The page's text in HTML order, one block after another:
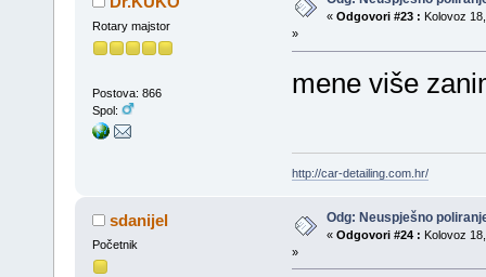
Rotary majstor
Postova: 866
Spol:
« Odgovori #23 : Kolovoz
»
mene više
http://car-detailing.com.hr/
sdanijel
Početnik
Odg: Neuspješno
« Odgovori #24 : Kolovoz
»